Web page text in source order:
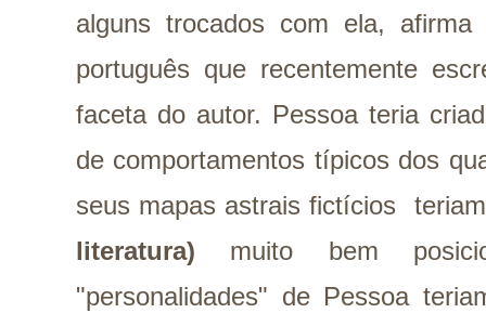
alguns trocados com ela, afirma
português que recentemente
faceta do autor. Pessoa teria
de comportamentos típicos dos
seus mapas astrais fictícios
literatura) muito bem
"personalidades" de Pessoa